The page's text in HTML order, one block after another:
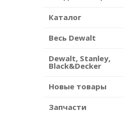
Каталог
Весь Dewalt
Dewalt, Stanley,
Black&Decker
Новые товары
Запчасти